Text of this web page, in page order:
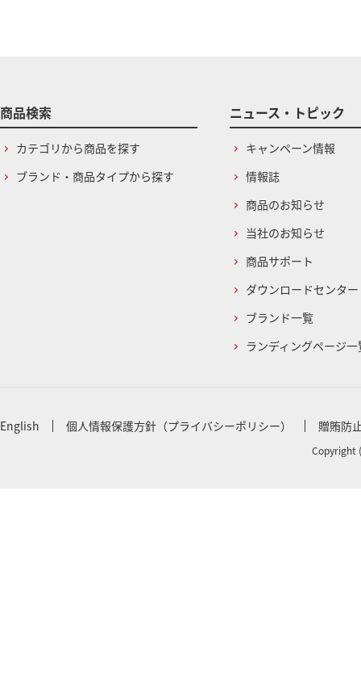
商品検索
カテゴリから商品を探す
ブランド・商品タイプから探す
ニュース・トピック
キャンペーン情報
情報誌
商品のお知らせ
当社のお知らせ
商品サポート
ダウンロードセンター
ブランド一覧
ランディングページ一
English 個人情報保護方針（プライバシーポリシー） 贈賄防
Copyright